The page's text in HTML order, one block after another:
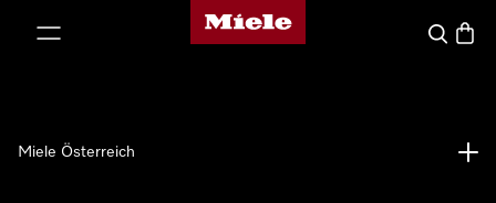
Miele-Homepage
Suche
Miele Österreich